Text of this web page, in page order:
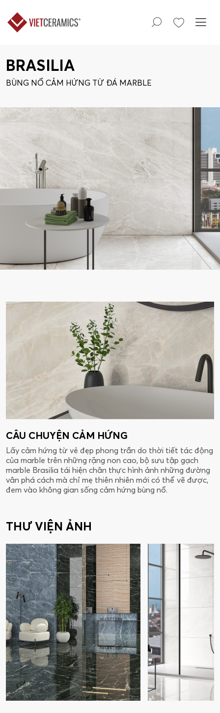
BRASILIA
BÙNG NỔ CẢM HỨNG TỪ ĐÁ MARBLE
CÂU CHUYỆN CẢM HỨNG
Lấy cảm hứng từ vẻ đẹp phong trần do thời tiết tác động
của marble trên những rặng non cao, bộ sưu tập gạch
marble Brasilia tái hiện chân thực hình ảnh những đường
vân phá cách mà chỉ mẹ thiên nhiên mới có thể vẽ được,
đem vào không gian sống cảm hứng bùng nổ.
THƯ VIỆN ẢNH